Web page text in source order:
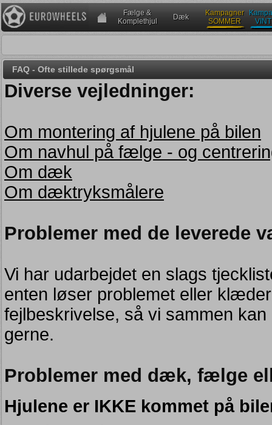
Fælge &
Komplethjul
Dæk
Kampagner
SOMMER
FAQ - Ofte stillede spørgsmål
Diverse vejledninger:
Om montering af hjulene på bilen
Om navhul på fælge - og
Om dæk
Om dæktryksmålere
Problemer med de leverede
Vi har udarbejdet en slags
enten løser problemet eller
fejlbeskrivelse, så vi sammen
gerne.
Problemer med dæk, fælge
Hjulene er IKKE kommet på